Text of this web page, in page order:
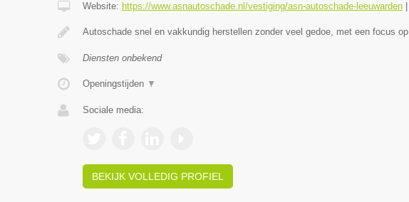
Website: https://www.asnautoschade.nl/vestiging/asn-autoschade-leeuwarden|
Autoschade snel en vakkundig herstellen zonder veel gedoe, met een focus op
Diensten onbekend
Openingstijden ▼
Sociale media:
BEKIJK VOLLEDIG PROFIEL